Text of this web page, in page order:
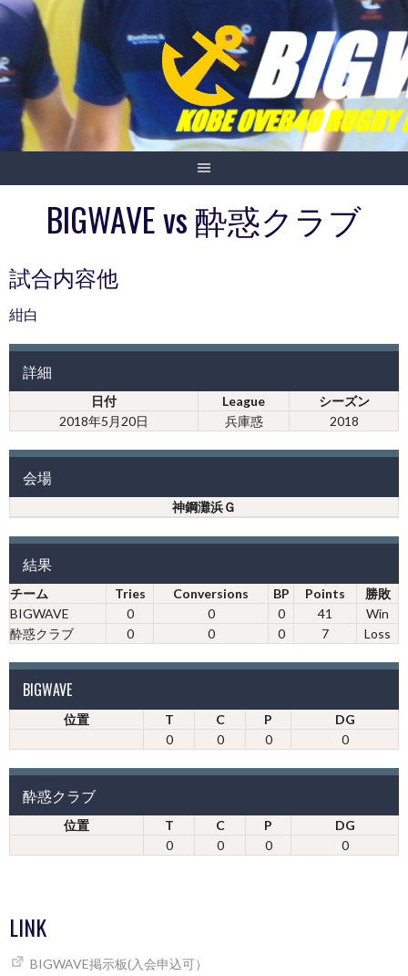
Skip
content
BIGWAVE vs 酔惑クラブ
試合内容他
紺白
詳細
日付 League
シーズン
2018年5月20日
兵庫惑 2018
会場
神鋼灘浜Ｇ
結果
チーム Tries Conversions BP Points
勝敗
BIGWAVE
0 0 0 41
Win
酔惑クラブ
0 0 0 7 Loss
BIGWAVE
位置 T C P
DG
0
0 0 0
酔惑クラブ
位置 T C P
DG
0
0 0 0
LINK
BIGWAVE掲示板(入会申込可）